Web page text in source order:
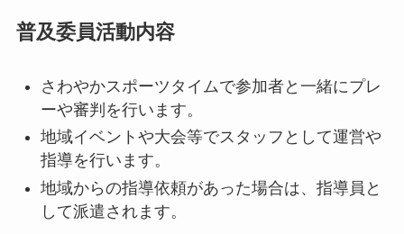
普及委員活動内容
さわやかスポーツタイムで参加者と一緒にプレ
ーや審判を行います。
地域イベントや大会等でスタッフとして運営や
指導を行います。
地域からの指導依頼があった場合は、指導員と
して派遣されます。